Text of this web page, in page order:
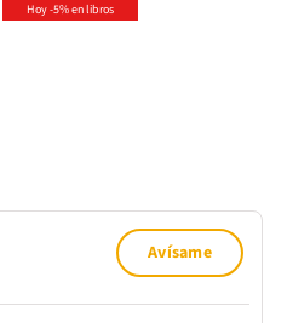
Hoy -5% en libros
Avísame